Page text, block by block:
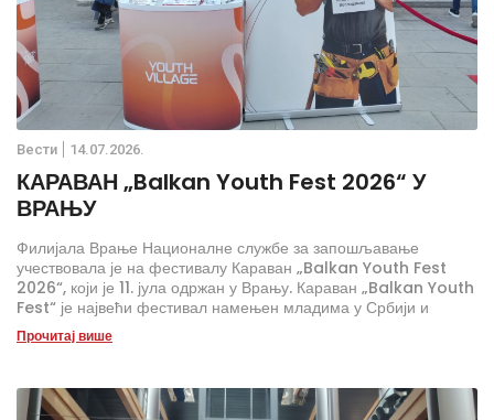
Вести 14.07.2026.
КАРАВАН „Balkan Youth Fest 2026“ У
ВРАЊУ
Филијала Врање Националне службе за запошљавање
учествовала је на фестивалу Караван „Balkan Youth Fest
2026“, који је 11. јула одржан у Врању. Караван „Balkan Youth
Fest“ је највећи фестивал намењен младима у Србији и
региону, а организује га „Infinitas creative group doo“ уз
подршку бројних партнера из јавног и приватног сектора, као и
Прочитај више